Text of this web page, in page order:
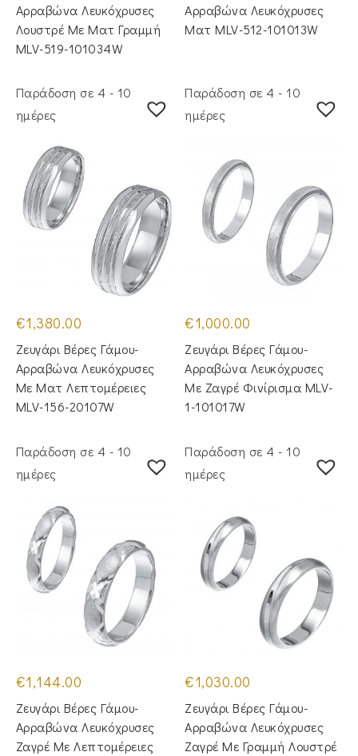
Αρραβώνα Λευκόχρυσες
Λουστρέ Με Ματ Γραμμή
MLV-519-101034W
Αρραβώνα Λευκόχρυσες
Ματ MLV-512-101013W
Παράδοση σε 4 - 10
ημέρες
€1,380.00
Ζευγάρι Βέρες Γάμου-
Αρραβώνα Λευκόχρυσες
Με Ματ Λεπτομέρειες
MLV-156-20107W
Παράδοση σε 4 - 10
ημέρες
€1,000.00
Ζευγάρι Βέρες Γάμου-
Αρραβώνα Λευκόχρυσες
Με Ζαγρέ Φινίρισμα MLV-
1-101017W
Παράδοση σε 4 - 10
ημέρες
€1,144.00
Ζευγάρι Βέρες Γάμου-
Αρραβώνα Λευκόχρυσες
Ζαγρέ Με Λεπτομέρειες
Παράδοση σε 4 - 10
ημέρες
€1,030.00
Ζευγάρι Βέρες Γάμου-
Αρραβώνα Λευκόχρυσες
Ζαγρέ Με Γραμμή Λουστρέ